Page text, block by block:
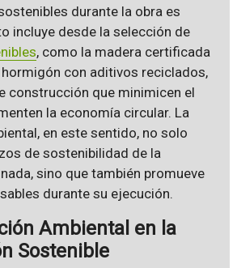
durante la obra es
incluye desde la selección de
, como la madera certificada
con aditivos reciclados,
construcción que minimicen el
la economía circular. La
en este sentido, no solo
de sostenibilidad de la
sino que también promueve
durante su ejecución.
Ambiental en la
Sostenible